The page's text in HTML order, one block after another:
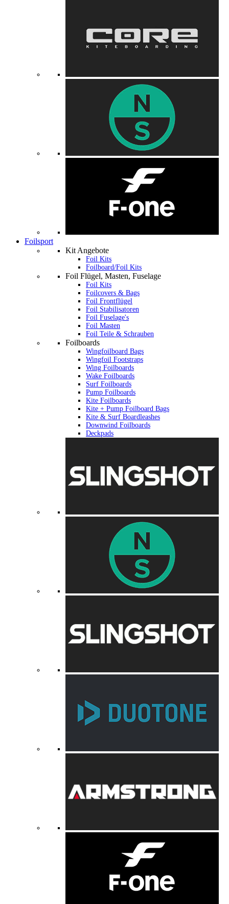
Foilsport
Kit Angebote
Foil Kits
Foilboard/Foil Kits
Foil Flügel, Masten, Fuselage
Foil Kits
Foilcovers & Bags
Foil Frontflügel
Foil Stabilisatoren
Foil Fuselage's
Foil Masten
Foil Teile & Schrauben
Foilboards
Wingfoilboard Bags
Wingfoil Footstraps
Wing Foilboards
Wake Foilboards
Surf Foilboards
Pump Foilboards
Kite Foilboards
Kite + Pump Foilboard Bags
Kite & Surf Boardleashes
Downwind Foilboards
Deckpads